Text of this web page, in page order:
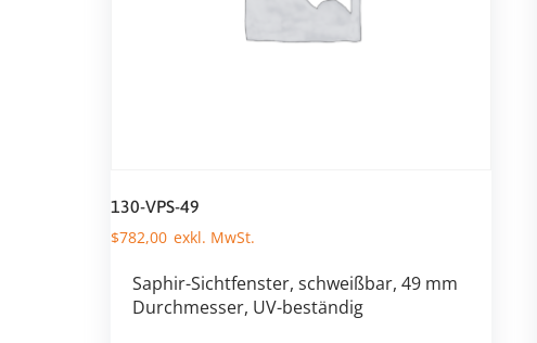
130-VPS-49
$782,00
Saphir-Sichtfenster, schweißbar, 49 mm
Durchmesser, UV-beständig